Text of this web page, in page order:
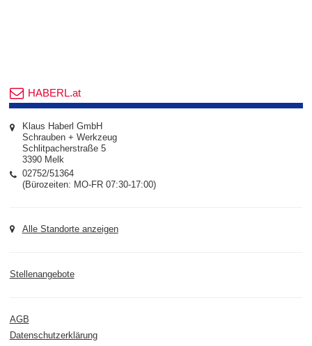
HABERL.at
Klaus Haberl GmbH
Schrauben + Werkzeug
Schlitpacherstraße 5
3390 Melk
02752/51364
(Bürozeiten: MO-FR 07:30-17:00)
Alle Standorte anzeigen
Stellenangebote
AGB
Datenschutzerklärung